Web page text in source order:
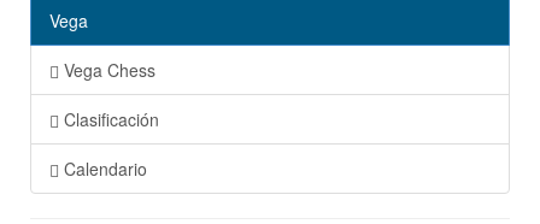
Vega
Vega Chess
Clasificación
Calendario